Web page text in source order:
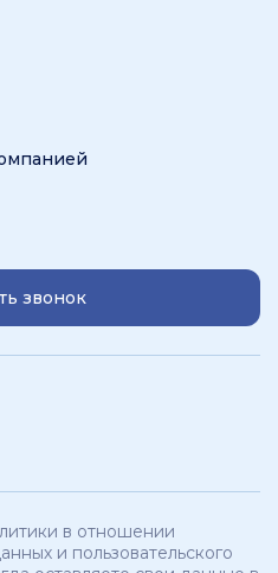
звонок
в отношении
и пользовательского